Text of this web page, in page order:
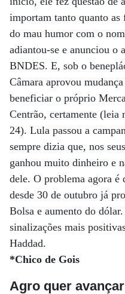
importam tanto quanto as
do mau humor com o
adiantou-se e anunciou o
BNDES. E, sob o
Câmara aprovou
beneficiar o próprio
Centrão, certamente (leia
24). Lula passou a
sempre dizia que, nos
ganhou muito dinheiro e
dele. O problema agora é
desde 30 de outubro já
Bolsa e aumento do
sinalizações mais
Haddad.
*Chico de Gois
Agro quer